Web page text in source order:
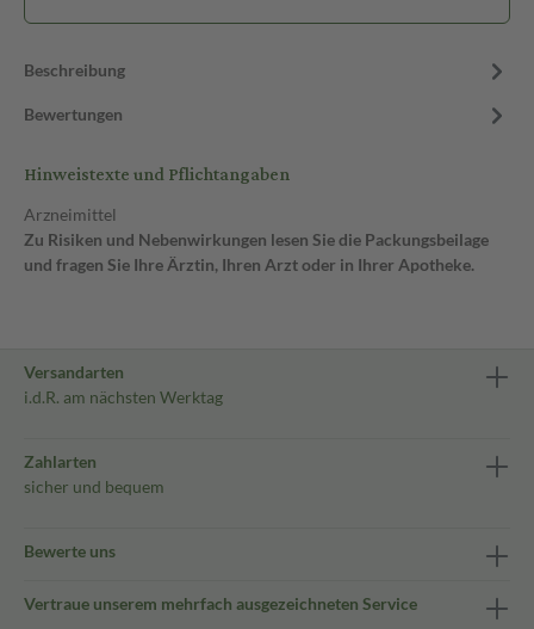
Beschreibung
Bewertungen
Hinweistexte und Pflichtangaben
Arzneimittel
Zu Risiken und Nebenwirkungen lesen Sie die Packungsbeilage
und fragen Sie Ihre Ärztin, Ihren Arzt oder in Ihrer Apotheke.
Versandarten
i.d.R. am nächsten Werktag
Zahlarten
sicher und bequem
Bewerte uns
Vertraue unserem mehrfach ausgezeichneten Service